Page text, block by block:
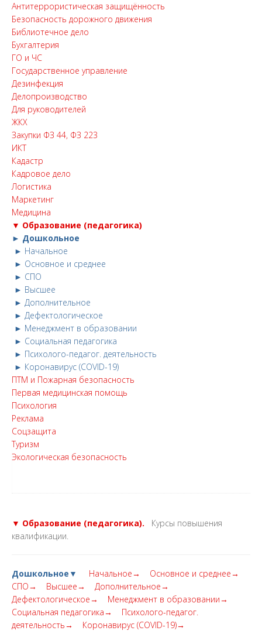
Антитеррористическая защищённость
Безопасность дорожного движения
Библиотечное дело
Бухгалтерия
ГО и ЧС
Государственное управление
Дезинфекция
Делопроизводство
Для руководителей
ЖКХ
Закупки ФЗ 44, ФЗ 223
ИКТ
Кадастр
Кадровое дело
Логистика
Маркетинг
Медицина
▼ Образование (педагогика)
► Дошкольное
► Начальное
► Основное и среднее
► СПО
► Высшее
► Дополнительное
► Дефектологическое
► Менеджмент в образовании
► Социальная педагогика
► Психолого-педагог. деятельность
► Коронавирус (COVID-19)
ПТМ и Пожарная безопасность
Первая медицинская помощь
Психология
Реклама
Соцзащита
Туризм
Экологическая безопасность
▼ Образование (педагогика).
Курсы повышения
квалификации.
Дошкольное▼ Начальное→
Основное и среднее→
СПО→
Высшее→
Дополнительное→
Дефектологическое→
Менеджмент в образовании→
Социальная педагогика→
Психолого-педагог.
деятельность→
Коронавирус (COVID-19)→